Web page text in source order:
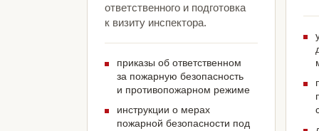
ответственного и подготовка
к визиту инспектора.
приказы об ответственном
за пожарную безопасность
и противопожарном режиме
инструкции о мерах
пожарной безопасности под